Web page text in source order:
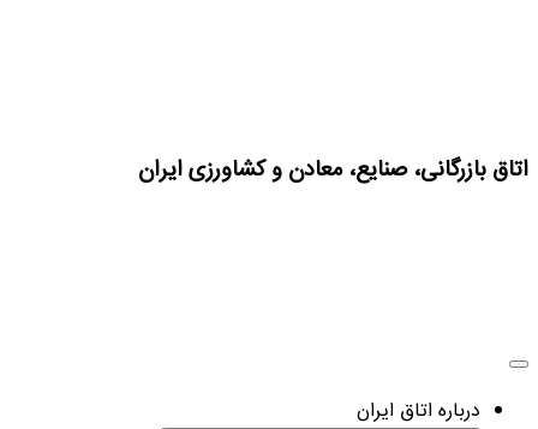
اتاق بازرگانی، صنایع، معادن و کشاورزی ایران
درباره اتاق ایران